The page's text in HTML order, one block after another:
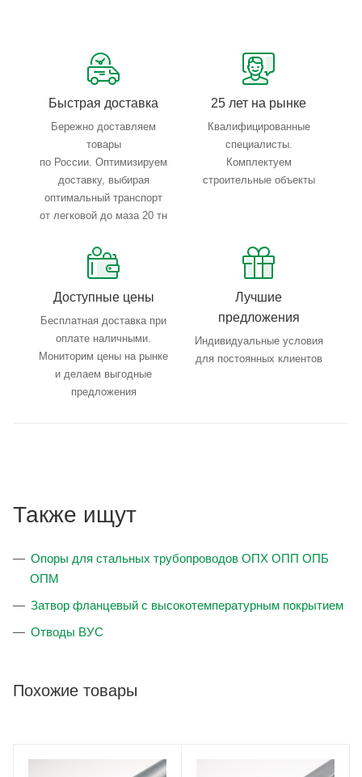
Тройной весовой контроль: въезд, погрузка, выезд
Быстрая доставка
Бережно доставляем
товары
по России. Оптимизируем
доставку, выбирая
оптимальный транспорт
от легковой до маза 20 тн
25 лет на рынке
Квалифицированные
специалисты.
Комплектуем
строительные объекты
Доступные цены
Бесплатная доставка при
оплате наличными.
Мониторим цены на рынке
и делаем выгодные
предложения
Лучшие
предложения
Индивидуальные условия
для постоянных клиентов
Также ищут
Опоры для стальных трубопроводов ОПХ ОПП ОПБ
ОПМ
Затвор фланцевый с высокотемпературным покрытием
Отводы ВУС
Похожие товары